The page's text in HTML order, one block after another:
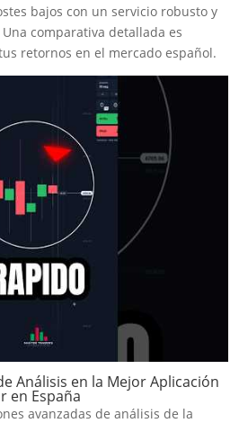
bajos con un servicio robusto y
comparativa detallada es
retornos en el mercado español.
Análisis en la Mejor Aplicación
en España
avanzadas de análisis de la